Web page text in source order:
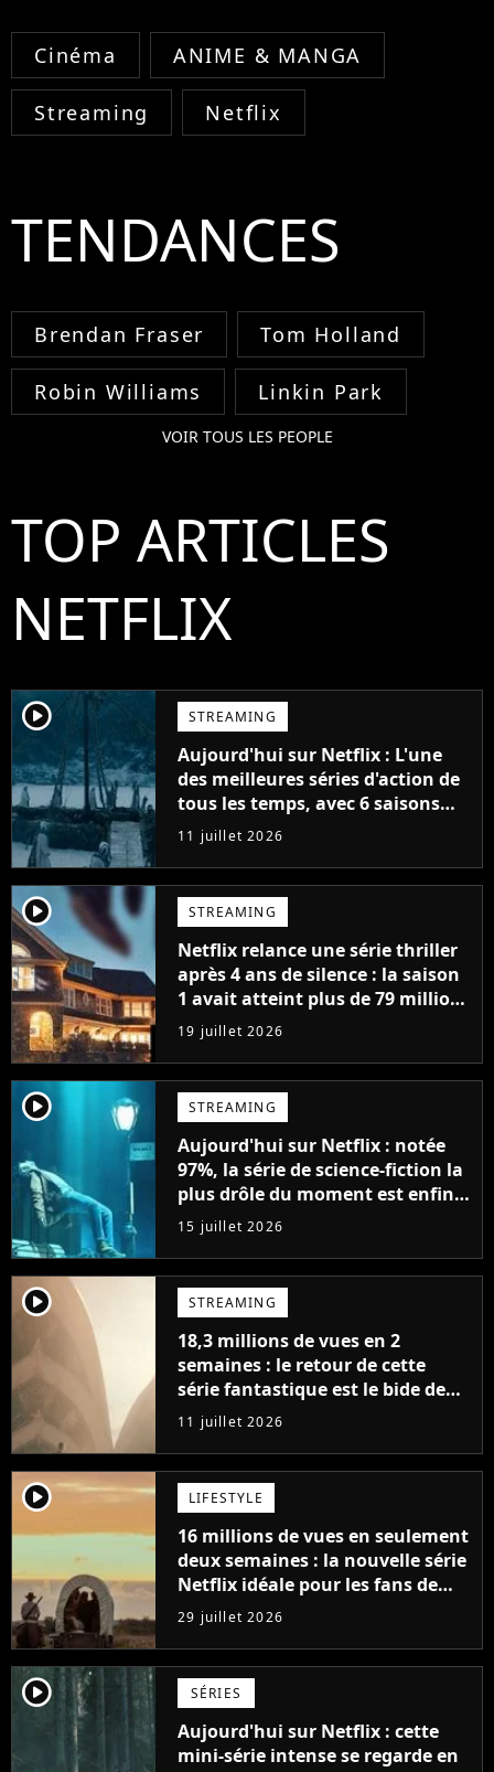
Cinéma ANIME & MANGA
Streaming Netflix
TENDANCES
Brendan Fraser Tom Holland
Robin Williams Linkin Park
VOIR TOUS LES PEOPLE
TOP ARTICLES
NETFLIX
player2 STREAMING
Aujourd'hui sur Netflix : L'une
des meilleures séries d'action de
tous les temps, avec 6 saisons
parfaites
11 juillet 2026
player2 STREAMING
Netflix relance une série thriller
après 4 ans de silence : la saison
1 avait atteint plus de 79 millions
de vues
19 juillet 2026
player2 STREAMING
Aujourd'hui sur Netflix : notée
97%, la série de science-fiction la
plus drôle du moment est enfin
de retour avec 8 nouveaux
épisodes
15 juillet 2026
player2 STREAMING
18,3 millions de vues en 2
semaines : le retour de cette
série fantastique est le bide de
l'année sur Netflix
11 juillet 2026
player2 LIFESTYLE
16 millions de vues en seulement
deux semaines : la nouvelle série
Netflix idéale pour les fans de
Yellowstone
29 juillet 2026
player2 SÉRIES
Aujourd'hui sur Netflix : cette
mini-série intense se regarde en